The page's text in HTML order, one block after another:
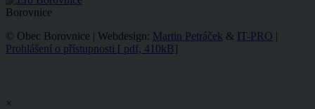
Borovnice
© Obec Borovnice | Webdesign: Martin Petráček & IT-PRO |
Prohlášení o přístupnosti [ pdf, 410kB]
×